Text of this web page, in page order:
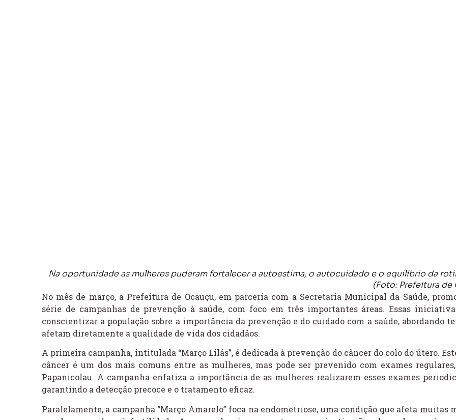
Na oportunidade as mulheres puderam fortalecer a autoestima, o autocuidado e o equilíbrio da
(Foto: Prefeitura de
No mês de março, a Prefeitura de Ocauçu, em parceria com a Secretaria Municipal da Saúde,
série de campanhas de prevenção à saúde, com foco em três importantes áreas. Essas
conscientizar a população sobre a importância da prevenção e do cuidado com a saúde, abordando
afetam diretamente a qualidade de vida dos cidadãos.
A primeira campanha, intitulada “Março Lilás”, é dedicada à prevenção do câncer do colo do útero.
câncer é um dos mais comuns entre as mulheres, mas pode ser prevenido com exames
Papanicolau. A campanha enfatiza a importância de as mulheres realizarem esses exames
garantindo a detecção precoce e o tratamento eficaz.
Paralelamente, a campanha “Março Amarelo” foca na endometriose, uma condição que afeta muitas